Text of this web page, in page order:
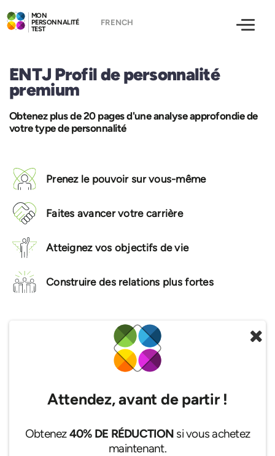
MON
PERSONNALITÉ
TEST
ENTJ Profil de personnalité
premium
Obtenez plus de 20 pages d'une analyse approfondie de
votre type de personnalité
Prenez le pouvoir sur vous-même
Faites avancer votre carrière
Atteignez vos objectifs de vie
Construire des relations plus fortes
Nom
Attendez, avant de partir !
Obtenez40% DE RÉDUCTION si vous achetez
maintenant.